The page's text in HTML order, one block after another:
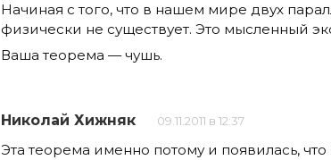
Начиная с того, что в нашем мире двух
физически не существует. Это мысленный
Ваша теорема — чушь.
Николай Хижняк 09.11.2011 в 12:37
Эта теорема именно потому и появилась,